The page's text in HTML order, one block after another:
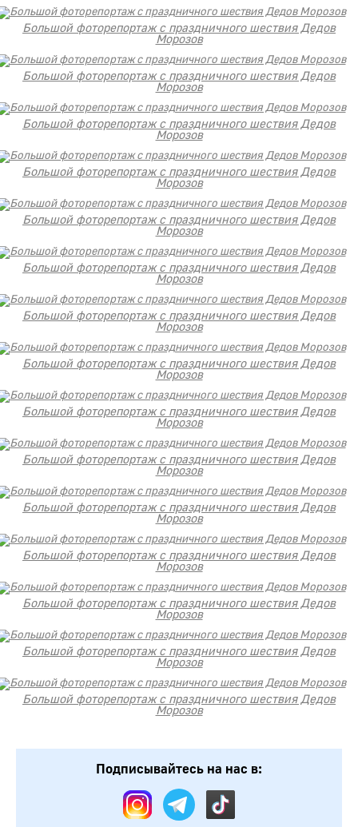
Большой фоторепортаж с праздничного шествия Дедов
Морозов
Большой фоторепортаж с праздничного шествия Дедов
Морозов
Большой фоторепортаж с праздничного шествия Дедов
Морозов
Большой фоторепортаж с праздничного шествия Дедов
Морозов
Большой фоторепортаж с праздничного шествия Дедов
Морозов
Большой фоторепортаж с праздничного шествия Дедов
Морозов
Большой фоторепортаж с праздничного шествия Дедов
Морозов
Большой фоторепортаж с праздничного шествия Дедов
Морозов
Большой фоторепортаж с праздничного шествия Дедов
Морозов
Большой фоторепортаж с праздничного шествия Дедов
Морозов
Большой фоторепортаж с праздничного шествия Дедов
Морозов
Большой фоторепортаж с праздничного шествия Дедов
Морозов
Большой фоторепортаж с праздничного шествия Дедов
Морозов
Большой фоторепортаж с праздничного шествия Дедов
Морозов
Большой фоторепортаж с праздничного шествия Дедов
Морозов
Подписывайтесь на нас в: